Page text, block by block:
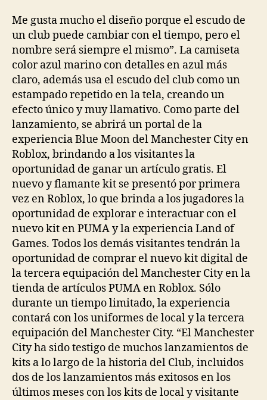
Me gusta mucho el diseño porque el escudo de
un club puede cambiar con el tiempo, pero el
nombre será siempre el mismo”. La camiseta
color azul marino con detalles en azul más
claro, además usa el escudo del club como un
estampado repetido en la tela, creando un
efecto único y muy llamativo. Como parte del
lanzamiento, se abrirá un portal de la
experiencia Blue Moon del Manchester City en
Roblox, brindando a los visitantes la
oportunidad de ganar un artículo gratis. El
nuevo y flamante kit se presentó por primera
vez en Roblox, lo que brinda a los jugadores la
oportunidad de explorar e interactuar con el
nuevo kit en PUMA y la experiencia Land of
Games. Todos los demás visitantes tendrán la
oportunidad de comprar el nuevo kit digital de
la tercera equipación del Manchester City en la
tienda de artículos PUMA en Roblox. Sólo
durante un tiempo limitado, la experiencia
contará con los uniformes de local y la tercera
equipación del Manchester City. “El Manchester
City ha sido testigo de muchos lanzamientos de
kits a lo largo de la historia del Club, incluidos
dos de los lanzamientos más exitosos en los
últimos meses con los kits de local y visitante